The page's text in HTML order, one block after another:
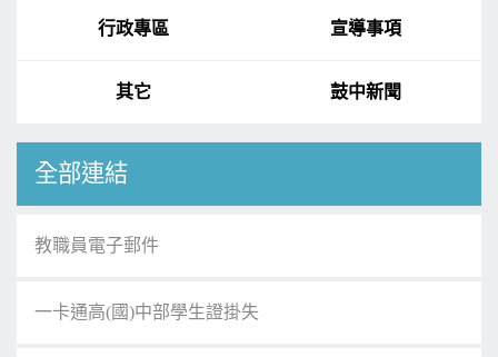
行政專區 宣導事項
其它 鼓中新聞
全部連結
教職員電子郵件
一卡通高(國)中部學生證掛失